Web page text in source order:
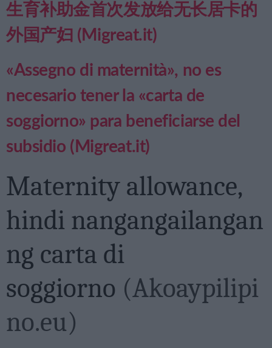
生育补助金首次发放给无长居卡的
外国产妇 (Migreat.it)
«Assegno di maternità», no es
necesario tener la «carta de
soggiorno» para beneficiarse del
subsidio (Migreat.it)
Maternity allowance,
hindi nangangailangan
ng carta di
soggiorno (Akoaypilipi
no.eu)